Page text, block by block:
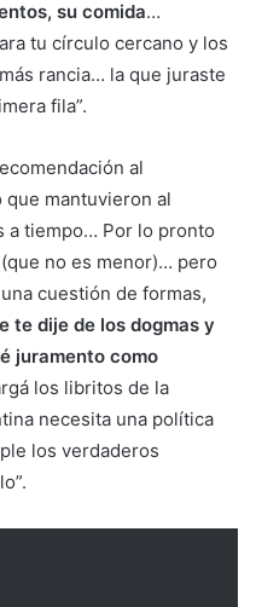
su comida…
tu círculo cercano y los
rancia… la que juraste
fila”.
al
mantuvieron al
a tiempo… Por lo pronto
no es menor)… pero
cuestión de formas,
te dije de los dogmas y
juramento como
los libritos de la
necesita una política
los verdaderos